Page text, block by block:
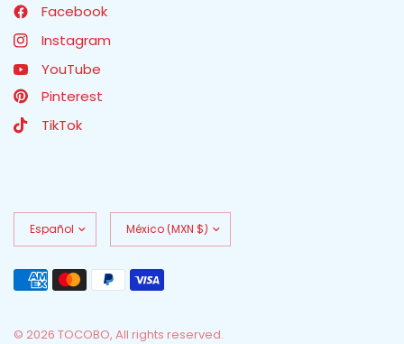
Facebook
Instagram
YouTube
Pinterest
TikTok
Actualizar
país/región
Actualizar
país/región
© 2026 TOCOBO, All rights reserved.